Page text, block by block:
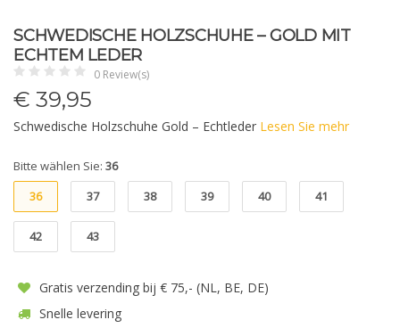
SCHWEDISCHE HOLZSCHUHE – GOLD MIT
ECHTEM LEDER
0 Review(s)
€ 39,95
Schwedische Holzschuhe Gold – Echtleder Lesen Sie mehr
Bitte wählen Sie: 36
36
37 38 39 40 41
42 43
Gratis verzending bij € 75,- (NL, BE, DE)
Snelle levering